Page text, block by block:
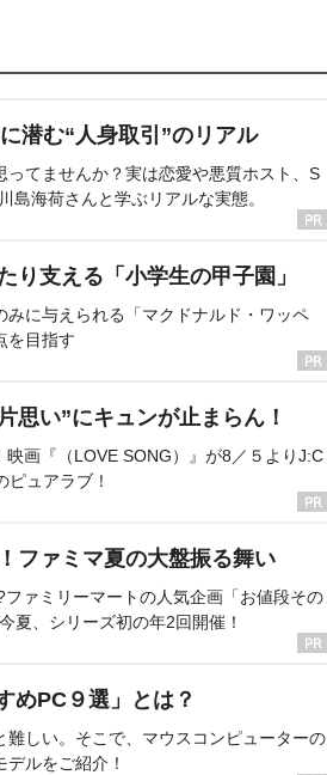
潜む“人身取引”のリアル
ってませんか？実は恋愛や悪質ホスト、S
島海荷さんと学ぶリアルな実態。
り支える「小学生の甲子園」
みに与えられる「マクドナルド・ワッペ
を目指す
思い”にキュンが止まらん！
画『（LOVE SONG）』が8／５よりJ:C
ュアラブ！
ファミマ夏の大盤振る舞い
ァミリーマートの人気企画「お値段その
夏、シリーズ初の年2回開催！
めPC９選」とは？
難しい。そこで、マウスコンピューターの
ルをご紹介！